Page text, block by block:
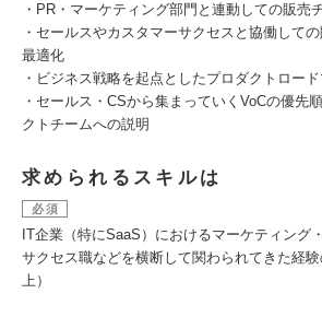
・PR・マーケティング部門と連動しての販売
・セールスやカスタマーサクセスと協働して
最適化
・ビジネス戦略を起点としたプロダクトロー
・セールス・CSから集まっていくVoCの優先
クトチームへの説明
求められるスキルは
必須
IT企業（特にSaaS）におけるマーケティング
サクセス職などを横断して関わられてきた経
上）